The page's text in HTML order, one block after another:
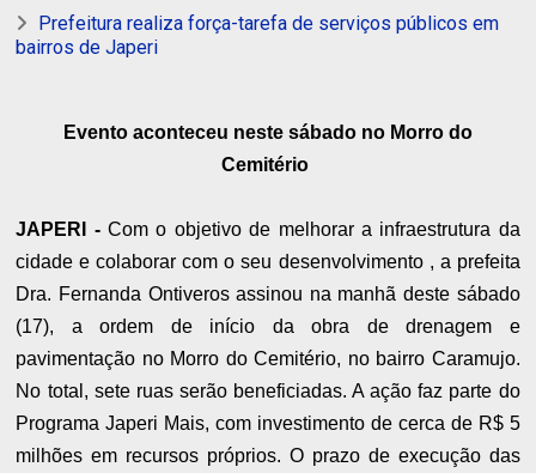
Prefeitura realiza força-tarefa de serviços públicos em
bairros de Japeri
Evento aconteceu neste sábado no Morro do
Cemitério
JAPERI -Com o objetivo de melhorar a infraestrutura da
cidade e colaborar com o seu desenvolvimento , a prefeita
Dra. Fernanda Ontiveros assinou na manhã deste sábado
(17), a ordem de início da obra de drenagem e
pavimentação no Morro do Cemitério, no bairro Caramujo.
No total, sete ruas serão beneficiadas. A ação faz parte do
Programa Japeri Mais, com investimento de cerca de R$ 5
milhões em recursos próprios. O prazo de execução das